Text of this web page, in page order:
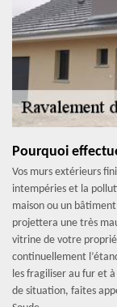
Pourquoi
Vos murs extérieurs
intempéries et la
maison ou un
projettera une très
vitrine de votre
continuellement
les fragiliser au fur et
de situation, faites